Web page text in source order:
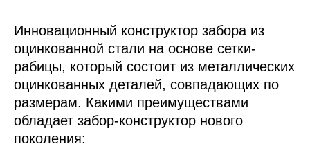
Инновационный конструктор забора из
оцинкованной стали на основе сетки-
рабицы, который состоит из металлических
оцинкованных деталей, совпадающих по
размерам. Какими преимуществами
обладает забор-конструктор нового
поколения: